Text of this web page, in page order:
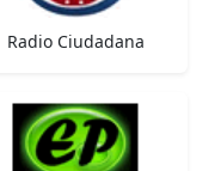
Radio Ciudadana